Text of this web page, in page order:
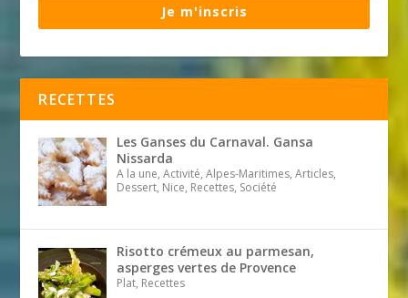
Je m'inscris
RECETTES
Les Ganses du Carnaval. Gansa
Nissarda
A la une, Activité, Alpes-Maritimes, Articles,
Dessert, Nice, Recettes, Société
Risotto crémeux au parmesan,
asperges vertes de Provence
Plat, Recettes